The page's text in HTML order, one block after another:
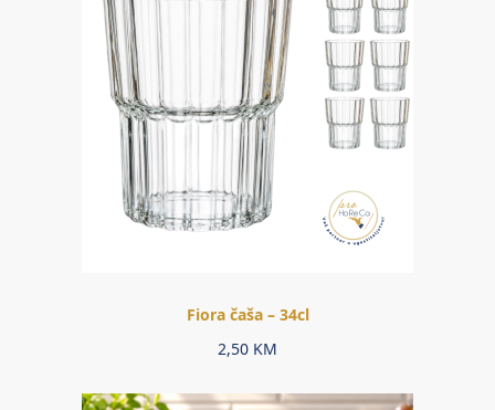
Fiora čaša – 34cl
2,50 KM